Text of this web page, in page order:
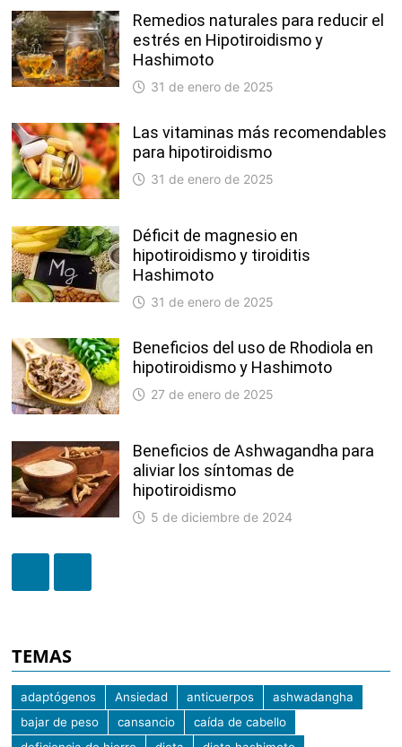
Remedios naturales para reducir el
estrés en Hipotiroidismo y
Hashimoto
31 de enero de 2025
Las vitaminas más recomendables
para hipotiroidismo
31 de enero de 2025
Déficit de magnesio en
hipotiroidismo y tiroiditis
Hashimoto
31 de enero de 2025
Beneficios del uso de Rhodiola en
hipotiroidismo y Hashimoto
27 de enero de 2025
Beneficios de Ashwagandha para
aliviar los síntomas de
hipotiroidismo
5 de diciembre de 2024
TEMAS
adaptógenos Ansiedad anticuerpos
ashwadangha
bajar de peso
cansancio
caída de cabello